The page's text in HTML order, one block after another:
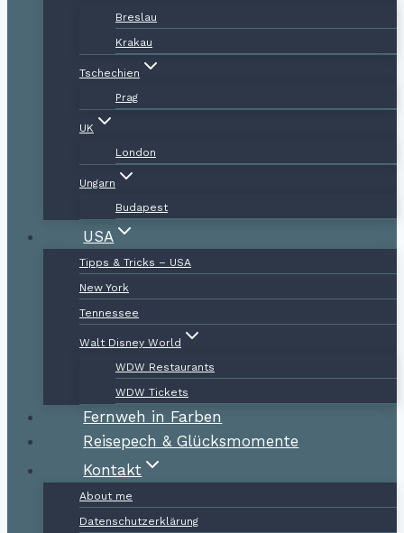
Breslau
Krakau
Tschechien
Prag
UK
London
Ungarn
Budapest
USA
Tipps & Tricks – USA
New York
Tennessee
Walt Disney World
WDW Restaurants
WDW Tickets
Fernweh in Farben
Reisepech & Glücksmomente
Kontakt
About me
Datenschutzerklärung